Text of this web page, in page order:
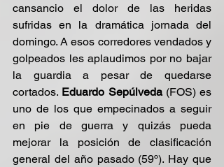
cansancio el dolor de las heridas
sufridas en la dramática jornada del
domingo. A esos corredores vendados y
golpeados les aplaudimos por no bajar
la guardia a pesar de quedarse
cortados. Eduardo Sepúlveda (FOS) es
uno de los que empecinados a seguir
en pie de guerra y quizás pueda
mejorar la posición de clasificación
general del año pasado (59º). Hay que